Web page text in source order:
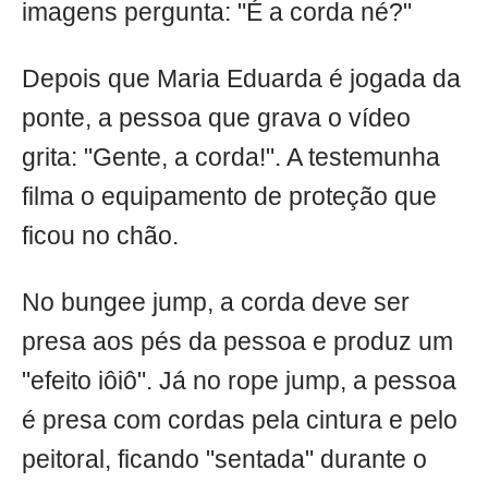
imagens pergunta: "É a corda né?"
Depois que Maria Eduarda é jogada da
ponte, a pessoa que grava o vídeo
grita: "Gente, a corda!". A testemunha
filma o equipamento de proteção que
ficou no chão.
No bungee jump, a corda deve ser
presa aos pés da pessoa e produz um
"efeito iôiô". Já no rope jump, a pessoa
é presa com cordas pela cintura e pelo
peitoral, ficando "sentada" durante o